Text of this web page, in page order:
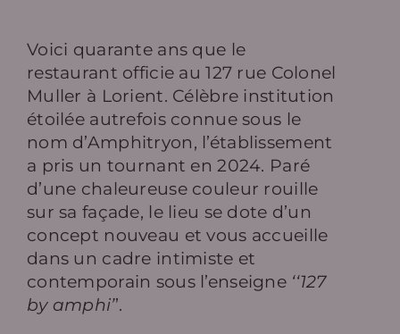
Voici quarante ans que le
restaurant officie au 127 rue Colonel
Muller à Lorient. Célèbre institution
étoilée autrefois connue sous le
nom d’Amphitryon, l’établissement
a pris un tournant en 2024. Paré
d’une chaleureuse couleur rouille
sur sa façade, le lieu se dote d’un
concept nouveau et vous accueille
dans un cadre intimiste et
contemporain sous l’enseigne ‘‘127
by amphi’’.